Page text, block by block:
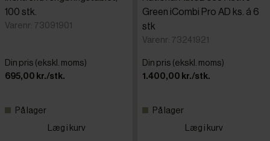
100 stk.
Varenr: 73091901
Din pris (ekskl. moms)
695,00 kr./stk.
På lager
Læg i kurv
Green iCombi Pro AD ks. á 6
stk
Varenr: 73241921
Din pris (ekskl. moms)
1.400,00 kr./stk.
På lager
Læg i kurv